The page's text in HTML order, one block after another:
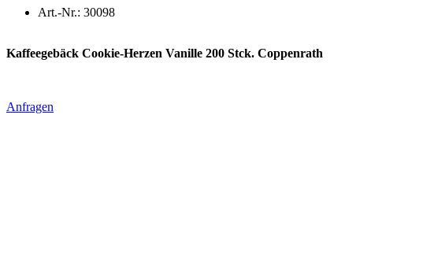
Art.-Nr.: 30098
Kaffeegebäck Cookie-Herzen Vanille 200 Stck. Coppenrath
Anfragen